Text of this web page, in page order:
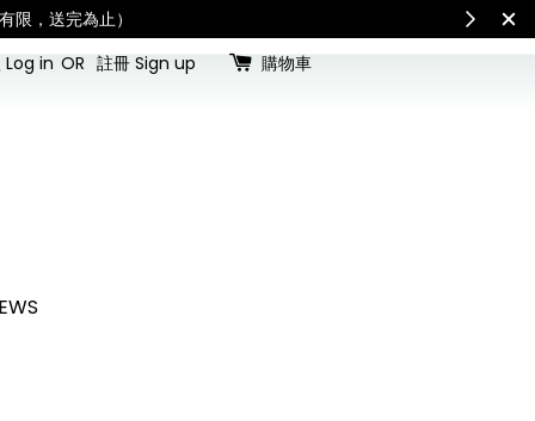
國內宅配最新公告
Log in OR 註冊 Sign up 購物車